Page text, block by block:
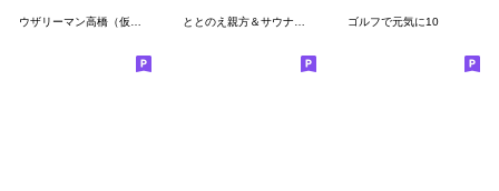
ウザリーマン高橋（仮）２ ととのえ親方＆サウナ師匠のサウナスタンプ ゴルフで元気に10